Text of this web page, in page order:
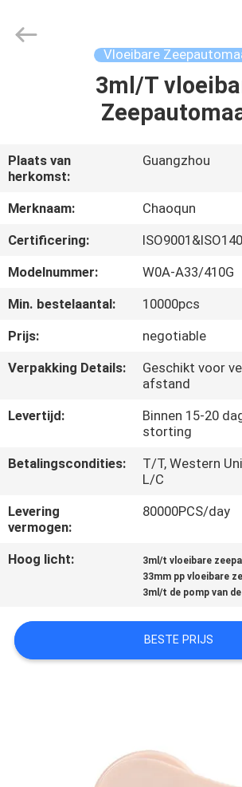
ONGEVEER
ONS
FABRIEKSREIS
KWALITEITSCONTROLE
CONTACTEER
POLICY
Vloeibare
3ml/T
Plaats van
herkomst:
Guangzhou
Merknaam:
Chaoqun
Certificering:
Modelnummer:
W0A-A33/410G
Min. bestelaantal:
10000pcs
Prijs:
negotiable
Verpakking Details:
Geschikt voor
afstand
Levertijd:
Binnen 15-20
storting
Betalingscondities:
T/T, Western
L/C
Levering
vermogen:
80000PCS/day
Hoog licht: 3ml/t vloeibare
33mm pp vloeibare
3ml/t de pomp van
BESTE PRIJS